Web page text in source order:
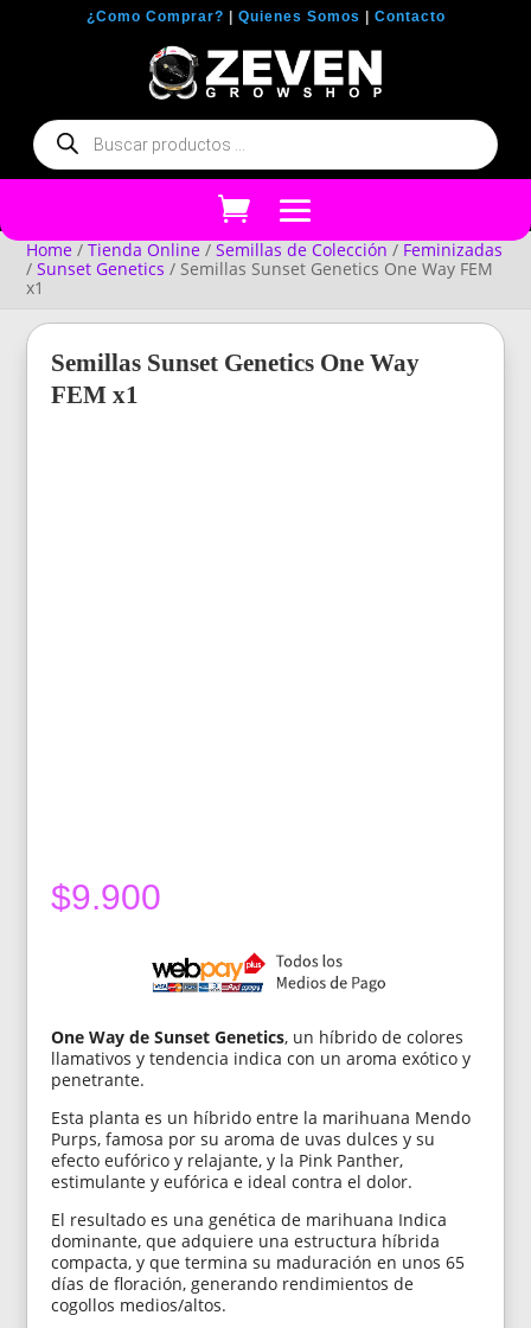
¿Como Comprar? Quienes Somos Contacto
Búsqueda
de
productos
Home /Tienda Online /Semillas de Colección / Feminizadas
/Sunset Genetics / Semillas Sunset Genetics One Way FEM
x1
Semillas Sunset Genetics One Way
FEM x1
$9.900
One Way de Sunset Genetics, un híbrido de colores
llamativos y tendencia indica con un aroma exótico y
penetrante.
Esta planta es un híbrido entre la marihuana Mendo
Purps, famosa por su aroma de uvas dulces y su
efecto eufórico y relajante, y la Pink Panther,
estimulante y eufórica e ideal contra el dolor.
El resultado es una genética de marihuana Indica
dominante, que adquiere una estructura híbrida
compacta, y que termina su maduración en unos 65
días de floración, generando rendimientos de
cogollos medios/altos.